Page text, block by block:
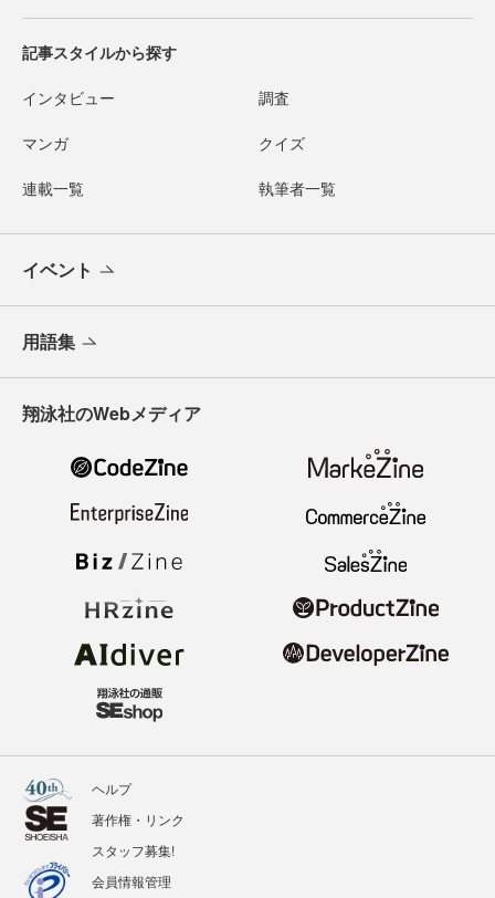
記事スタイルから探す
インタビュー 調査
マンガ クイズ
連載一覧 執筆者一覧
イベント
用語集
翔泳社のWebメディア
ヘルプ
著作権・リンク
スタッフ募集!
会員情報管理